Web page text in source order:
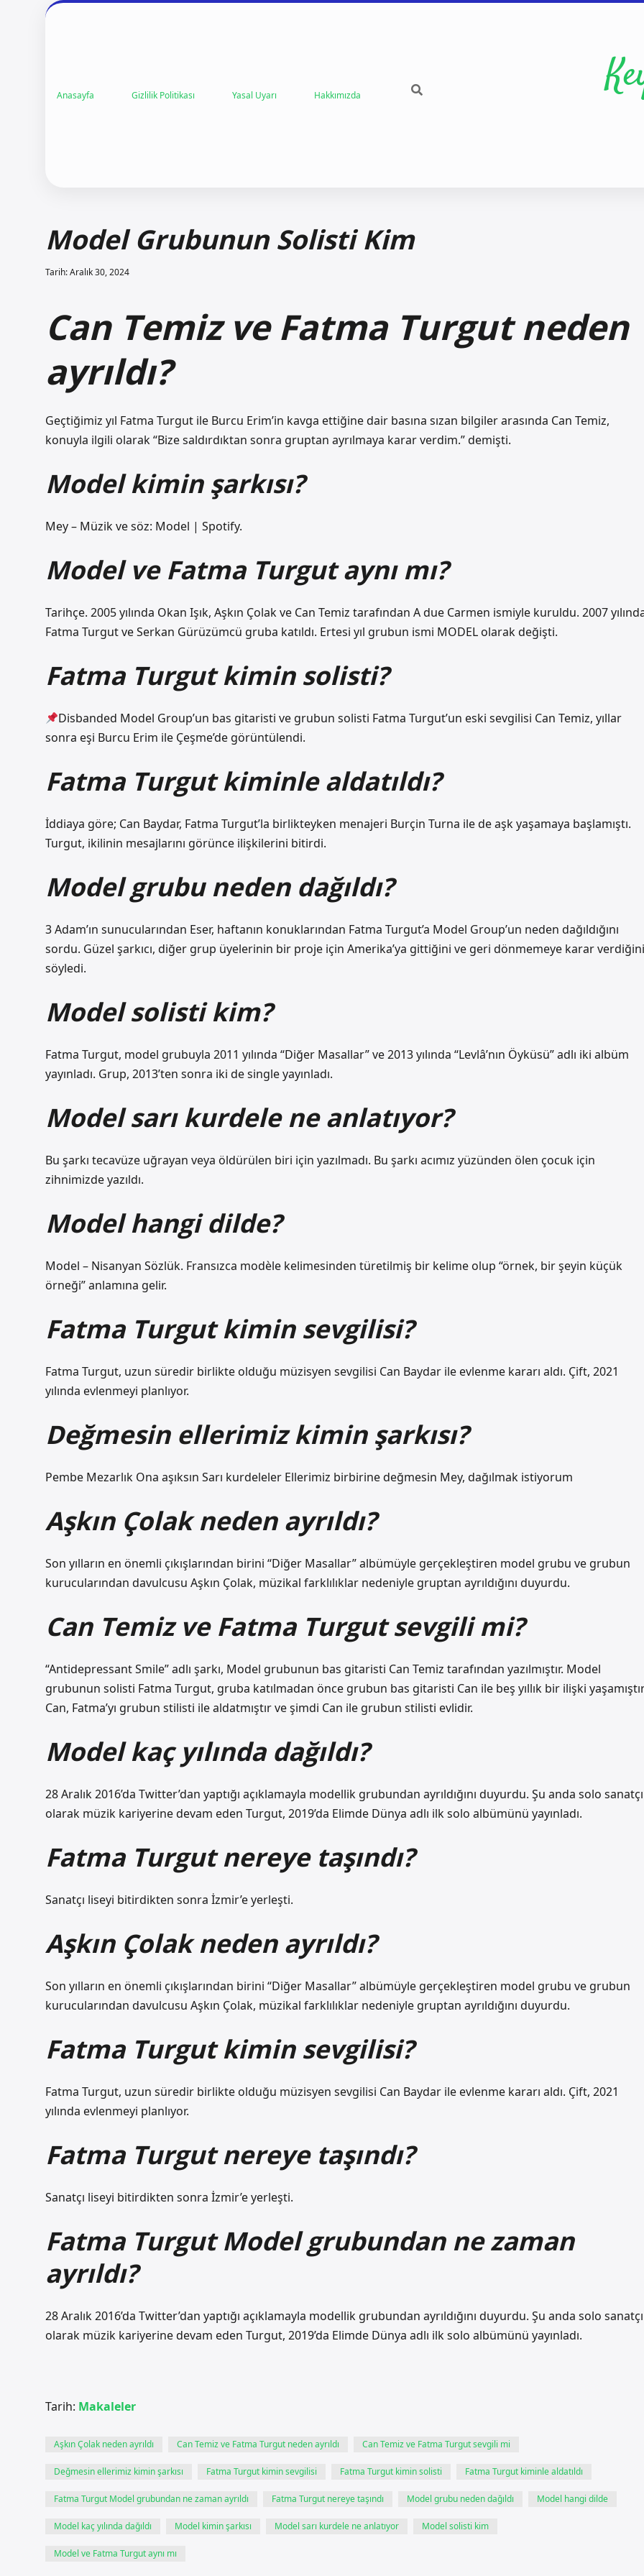
Anasayfa Gizlilik Politikası Yasal Uyarı Hakkımızda
Model Grubunun Solisti Kim
Tarih: Aralık 30, 2024
Can Temiz ve Fatma Turgut neden
ayrıldı?
Geçtiğimiz yıl Fatma Turgut ile Burcu Erim’in kavga ettiğine dair basına sızan bilgiler arasında Can Temiz,
konuyla ilgili olarak “Bize saldırdıktan sonra gruptan ayrılmaya karar verdim.” demişti.
Model kimin şarkısı?
Mey – Müzik ve söz: Model | Spotify.
Model ve Fatma Turgut aynı mı?
Tarihçe. 2005 yılında Okan Işık, Aşkın Çolak ve Can Temiz tarafından A due Carmen ismiyle kuruldu. 2007
Fatma Turgut ve Serkan Gürüzümcü gruba katıldı. Ertesi yıl grubun ismi MODEL olarak değişti.
Fatma Turgut kimin solisti?
Disbanded Model Group’un bas gitaristi ve grubun solisti Fatma Turgut’un eski sevgilisi Can Temiz, yıllar
sonra eşi Burcu Erim ile Çeşme’de görüntülendi.
Fatma Turgut kiminle aldatıldı?
İddiaya göre; Can Baydar, Fatma Turgut’la birlikteyken menajeri Burçin Turna ile de aşk yaşamaya başlamıştı.
Turgut, ikilinin mesajlarını görünce ilişkilerini bitirdi.
Model grubu neden dağıldı?
3 Adam’ın sunucularından Eser, haftanın konuklarından Fatma Turgut’a Model Group’un neden dağıldığını
sordu. Güzel şarkıcı, diğer grup üyelerinin bir proje için Amerika’ya gittiğini ve geri dönmemeye karar verdiğini
söyledi.
Model solisti kim?
Fatma Turgut, model grubuyla 2011 yılında “Diğer Masallar” ve 2013 yılında “Levlâ’nın Öyküsü” adlı iki albüm
yayınladı. Grup, 2013’ten sonra iki de single yayınladı.
Model sarı kurdele ne anlatıyor?
Bu şarkı tecavüze uğrayan veya öldürülen biri için yazılmadı. Bu şarkı acımız yüzünden ölen çocuk için
zihnimizde yazıldı.
Model hangi dilde?
Model – Nisanyan Sözlük. Fransızca modèle kelimesinden türetilmiş bir kelime olup “örnek, bir şeyin küçük
örneği” anlamına gelir.
Fatma Turgut kimin sevgilisi?
Fatma Turgut, uzun süredir birlikte olduğu müzisyen sevgilisi Can Baydar ile evlenme kararı aldı. Çift, 2021
yılında evlenmeyi planlıyor.
Değmesin ellerimiz kimin şarkısı?
Pembe Mezarlık Ona aşıksın Sarı kurdeleler Ellerimiz birbirine değmesin Mey, dağılmak istiyorum
Aşkın Çolak neden ayrıldı?
Son yılların en önemli çıkışlarından birini “Diğer Masallar” albümüyle gerçekleştiren model grubu ve grubun
kurucularından davulcusu Aşkın Çolak, müzikal farklılıklar nedeniyle gruptan ayrıldığını duyurdu.
Can Temiz ve Fatma Turgut sevgili mi?
“Antidepressant Smile” adlı şarkı, Model grubunun bas gitaristi Can Temiz tarafından yazılmıştır. Model
grubunun solisti Fatma Turgut, gruba katılmadan önce grubun bas gitaristi Can ile beş yıllık bir ilişki
Can, Fatma’yı grubun stilisti ile aldatmıştır ve şimdi Can ile grubun stilisti evlidir.
Model kaç yılında dağıldı?
28 Aralık 2016’da Twitter’dan yaptığı açıklamayla modellik grubundan ayrıldığını duyurdu. Şu anda solo sanatçı
olarak müzik kariyerine devam eden Turgut, 2019’da Elimde Dünya adlı ilk solo albümünü yayınladı.
Fatma Turgut nereye taşındı?
Sanatçı liseyi bitirdikten sonra İzmir’e yerleşti.
Aşkın Çolak neden ayrıldı?
Son yılların en önemli çıkışlarından birini “Diğer Masallar” albümüyle gerçekleştiren model grubu ve grubun
kurucularından davulcusu Aşkın Çolak, müzikal farklılıklar nedeniyle gruptan ayrıldığını duyurdu.
Fatma Turgut kimin sevgilisi?
Fatma Turgut, uzun süredir birlikte olduğu müzisyen sevgilisi Can Baydar ile evlenme kararı aldı. Çift, 2021
yılında evlenmeyi planlıyor.
Fatma Turgut nereye taşındı?
Sanatçı liseyi bitirdikten sonra İzmir’e yerleşti.
Fatma Turgut Model grubundan ne zaman
ayrıldı?
28 Aralık 2016’da Twitter’dan yaptığı açıklamayla modellik grubundan ayrıldığını duyurdu. Şu anda solo sanatçı
olarak müzik kariyerine devam eden Turgut, 2019’da Elimde Dünya adlı ilk solo albümünü yayınladı.
Tarih: Makaleler
Aşkın Çolak neden ayrıldı Can Temiz ve Fatma Turgut neden ayrıldı Can Temiz ve Fatma Turgut sevgili mi
Değmesin ellerimiz kimin şarkısı Fatma Turgut kimin sevgilisi Fatma Turgut kimin solisti Fatma Turgut kiminle aldatıldı
Fatma Turgut Model grubundan ne zaman ayrıldı Fatma Turgut nereye taşındı Model grubu neden dağıldı Model hangi dilde
Model kaç yılında dağıldı Model kimin şarkısı Model sarı kurdele ne anlatıyor Model solisti kim
Model ve Fatma Turgut aynı mı